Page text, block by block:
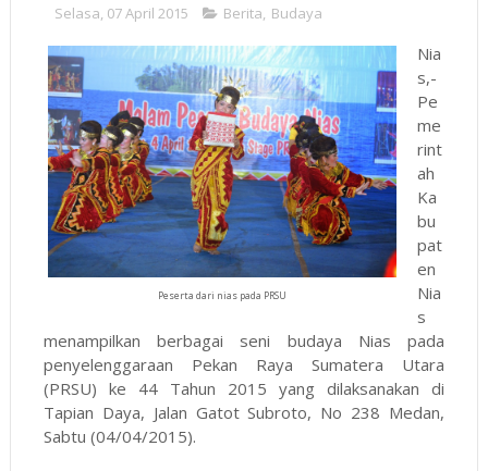
Selasa, 07 April 2015 Berita, Budaya
Peserta dari nias pada PRSU
Nia
s,-
Pe
me
rint
ah
Ka
bu
pat
en
Nia
s
menampilkan berbagai seni budaya Nias pada
penyelenggaraan Pekan Raya Sumatera Utara
(PRSU) ke 44 Tahun 2015 yang dilaksanakan di
Tapian Daya, Jalan Gatot Subroto, No 238 Medan,
Sabtu (04/04/2015).